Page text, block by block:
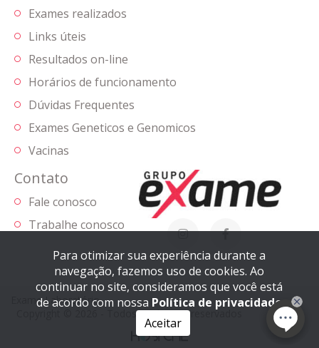
Exames realizados
Links úteis
Resultados on-line
Horários de funcionamento
Dúvidas Frequentes
Exames Geneticos e Genomicos
Vacinas
Contato
Fale conosco
Trabalhe conosco
Exame Laboratório
Copyright © 2026 - Todos os direitos reservados
Para otimizar sua experiência durante a
navegação, fazemos uso de cookies. Ao
continuar no site, consideramos que você está
de acordo com nossa Política de privacidade
Aceitar